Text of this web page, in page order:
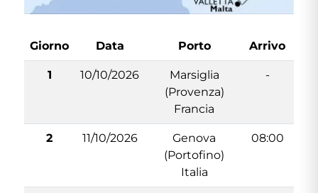
Giorno Data Porto Arrivo
1 10/10/2026
Marsiglia
(Provenza)
Francia
-
2 11/10/2026
Genova
(Portofino)
Italia
08:00